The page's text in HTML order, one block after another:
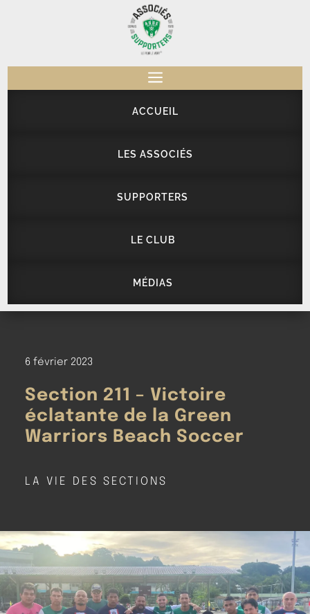
a
ACCUEIL
LES ASSOCIÉS
SUPPORTERS
LE CLUB
MÉDIAS
6 février 2023
Section 211 – Victoire
éclatante de la Green
Warriors Beach Soccer
LA VIE DES SECTIONS